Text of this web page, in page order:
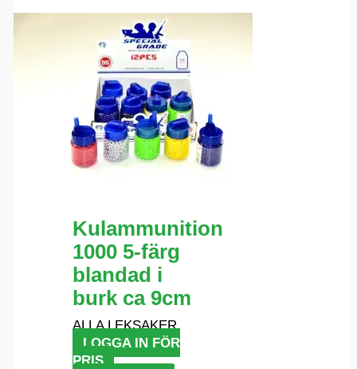
Kulammunition
1000 5-färg
blandad i
burk ca 9cm
ALLA LEKSAKER
LOGGA IN FÖR
PRIS